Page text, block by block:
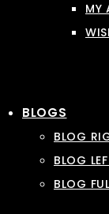
MY
BLOGS
BLOG
BLOG
BLOG